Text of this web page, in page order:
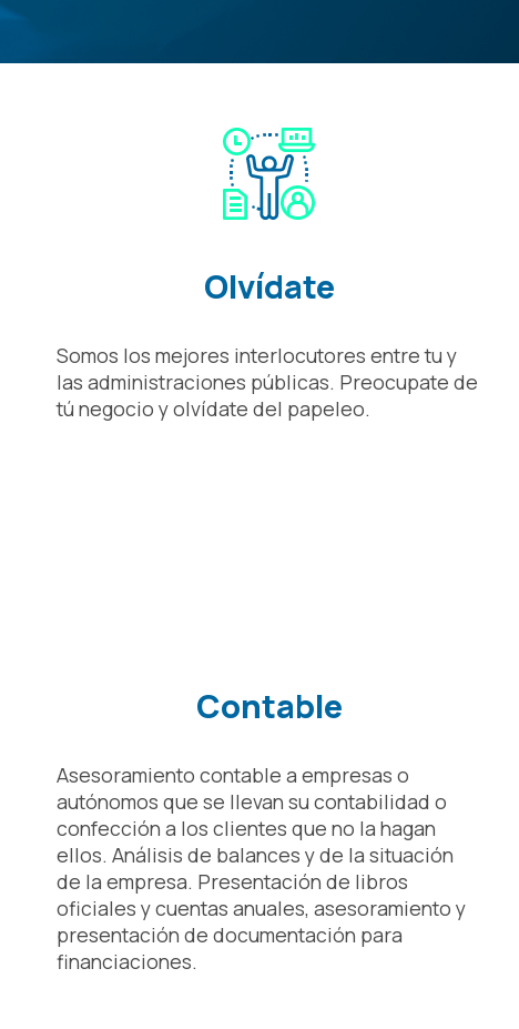
Olvídate
Somos los mejores interlocutores entre tu y
las administraciones públicas. Preocupate de
tú negocio y olvídate del papeleo.
Contable
Asesoramiento contable a empresas o
autónomos que se llevan su contabilidad o
confección a los clientes que no la hagan
ellos. Análisis de balances y de la situación
de la empresa. Presentación de libros
oficiales y cuentas anuales, asesoramiento y
presentación de documentación para
financiaciones.